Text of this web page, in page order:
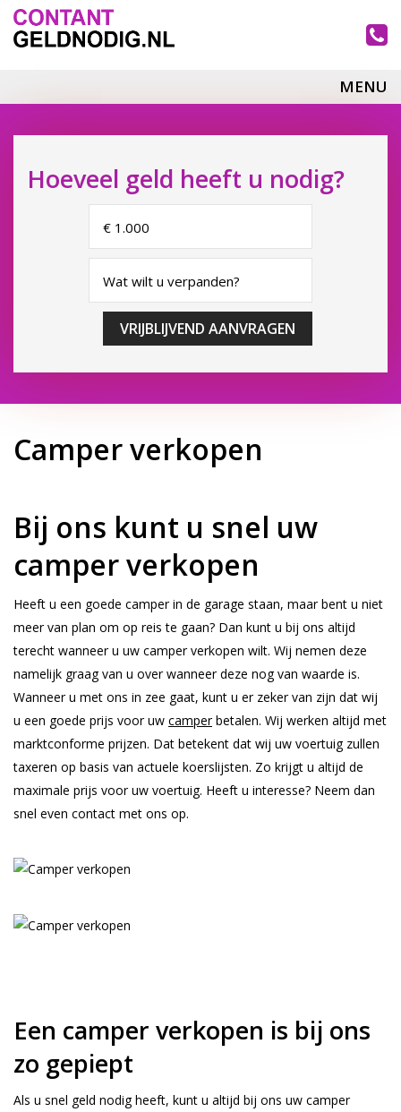
MENU
Hoeveel geld heeft u nodig?
VRIJBLIJVEND AANVRAGEN
Camper verkopen
Bij ons kunt u snel uw
camper verkopen
Heeft u een goede camper in de garage staan, maar bent u niet
meer van plan om op reis te gaan? Dan kunt u bij ons altijd
terecht wanneer u uw camper verkopen wilt. Wij nemen deze
namelijk graag van u over wanneer deze nog van waarde is.
Wanneer u met ons in zee gaat, kunt u er zeker van zijn dat wij
u een goede prijs voor uw camperbetalen. Wij werken altijd met
marktconforme prijzen. Dat betekent dat wij uw voertuig zullen
taxeren op basis van actuele koerslijsten. Zo krijgt u altijd de
maximale prijs voor uw voertuig. Heeft u interesse? Neem dan
snel even contact met ons op.
Een camper verkopen is bij ons
zo gepiept
Als u snel geld nodig heeft, kunt u altijd bij ons uw camper